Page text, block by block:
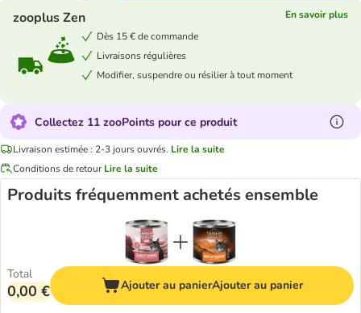
zooplus Zen
En savoir plus
Dès 15 € de commande
Livraisons régulières
Modifier, suspendre ou résilier à tout moment
Collectez 11 zooPoints pour ce produit
Livraison estimée : 2-3 jours ouvrés. Lire la suite
Conditions de retour Lire la suite
Produits fréquemment achetés ensemble
Total
0,00 € Ajouter au panierAjouter au panier